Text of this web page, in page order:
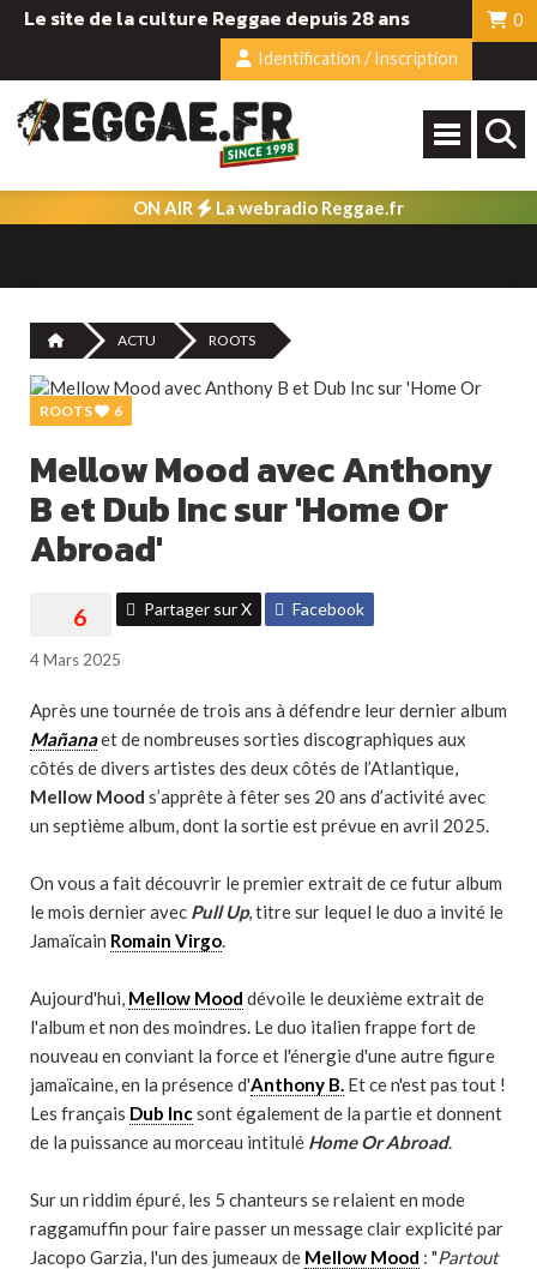
Le site de la culture Reggae depuis 28 ans
0
Identification / Inscription
ON AIR La webradio Reggae.fr
ACTU ROOTS
ROOTS 6
Mellow Mood avec Anthony
B et Dub Inc sur 'Home Or
Abroad'
Partager sur X Facebook
4 Mars 2025
Après une tournée de trois ans à défendre leur dernier album
Mañanaet de nombreuses sorties discographiques aux
côtés de divers artistes des deux côtés de l’Atlantique,
Mellow Mood s’apprête à fêter ses 20 ans d’activité avec
un septième album, dont la sortie est prévue en avril 2025.
On vous a fait découvrir le premier extrait de ce futur album
le mois dernier avec Pull Up, titre sur lequel le duo a invité le
Jamaïcain Romain Virgo.
Aujourd'hui, Mellow Mood dévoile le deuxième extrait de
l'album et non des moindres. Le duo italien frappe fort de
nouveau en conviant la force et l'énergie d'une autre figure
jamaïcaine, en la présence d'Anthony B. Et ce n'est pas tout !
Les français Dub Incsont également de la partie et donnent
de la puissance au morceau intitulé Home Or Abroad.
Sur un riddim épuré, les 5 chanteurs se relaient en mode
raggamuffin pour faire passer un message clair explicité par
Jacopo Garzia, l'un des jumeaux de Mellow Mood : "Partout